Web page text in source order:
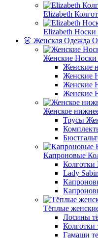
Elizabeth
Elizabeth
👗 Женская Одежда
Женские Носки
Женские
Женские
Женские
Женские
Женское
Трусы
Капроновые
Lady
Тёплые
Лосины
Гамаши